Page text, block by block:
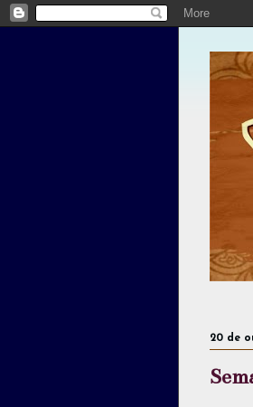
20 de